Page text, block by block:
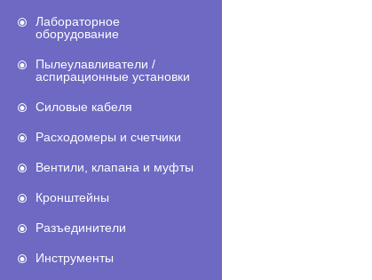
Лабораторное
оборудование
Пылеулавливатели /
аспирационные установки
Силовые кабеля
Расходомеры и счетчики
Вентили, клапана и муфты
Кронштейны
Разъединители
Инструменты